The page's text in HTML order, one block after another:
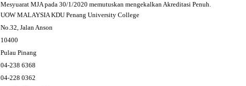
Mesyuarat MJA pada 30/1/2020 memutuskan mengekalkan Akreditasi Penuh.
UOW MALAYSIA KDU Penang University College
No.32, Jalan Anson
10400
Pulau Pinang
04-238 6368
04-228 0362